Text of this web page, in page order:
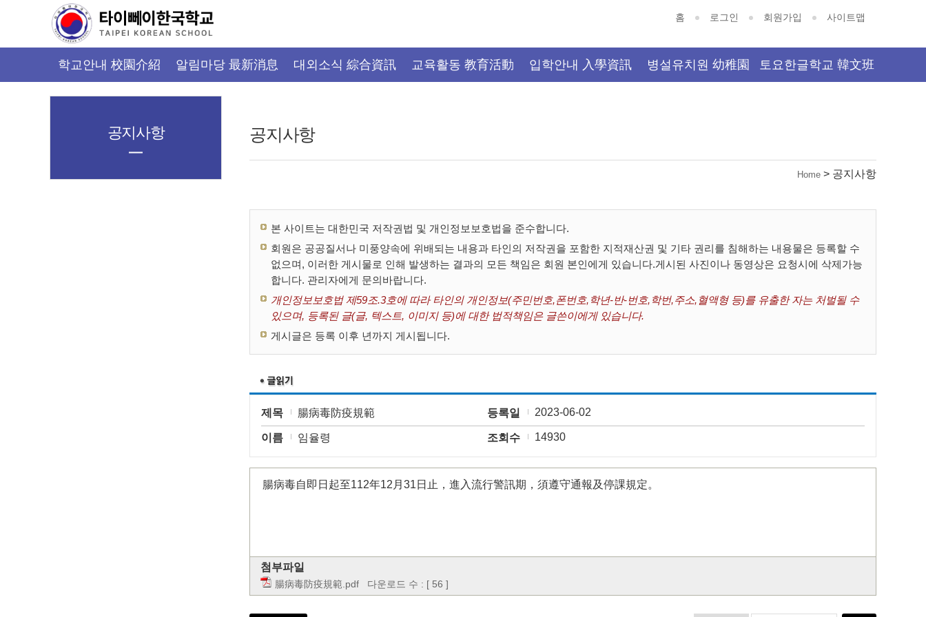
홈 로그인 회원가입 사이트맵
학교안내 校園介紹 알림마당 最新消息 대외소식 綜合資訊 교육활동 教育活動 입학안내 入學資訊 병설유치원 幼稚園 토요한글학교 韓文班
공지사항
Home > 공지사항
본 사이트는 대한민국 저작권법 및 개인정보보호법을 준수합니다.
회원은 공공질서나 미풍양속에 위배되는 내용과 타인의 저작권을 포함한 지적재산권 및 기타 권리를 침해하는 내용물은 등록할 수
없으며, 이러한 게시물로 인해 발생하는 결과의 모든 책임은 회원 본인에게 있습니다.게시된 사진이나 동영상은 요청시에 삭제가능
합니다. 관리자에게 문의바랍니다.
개인정보보호법 제59조.3호에 따라 타인의 개인정보(주민번호,폰번호,학년-반-번호,학번,주소,혈액형 등)를 유출한 자는 처벌될 수
있으며, 등록된 글(글, 텍스트, 이미지 등)에 대한 법적책임은 글쓴이에게 있습니다.
게시글은 등록 이후 년까지 게시됩니다.
제목 腸病毒防疫規範 등록일 2023-06-02
이름 임율령 조회수 14930
腸病毒自即日起至112年12月31日止，進入流行警訊期，須遵守通報及停課規定。
첨부파일
腸病毒防疫規範.pdf 다운로드 수 : [ 56 ]
공지사항